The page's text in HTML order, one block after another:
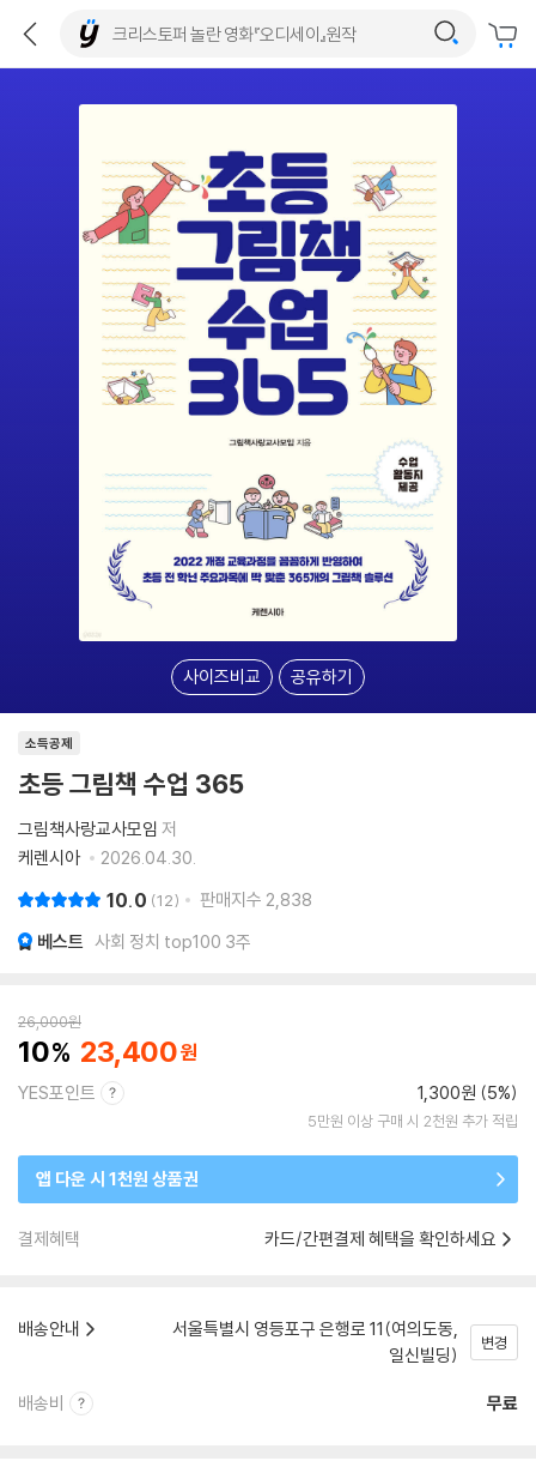
사이즈비교 공유하기
소득공제
초등 그림책 수업 365
그림책사랑교사모임 저
케렌시아
2026.04.30.
10.0 12 판매지수 2,838
베스트 사회 정치 top100 3주
26,000원
10 23,400
YES포인트 1,300원 (5%)
5만원 이상 구매 시 2천원 추가 적립
앱 다운 시 1천원 상품권
결제혜택 카드/간편결제 혜택을 확인하세요
배송안내
서울특별시 영등포구 은행로 11(여의도동,
일신빌딩)
변경
배송비 무료